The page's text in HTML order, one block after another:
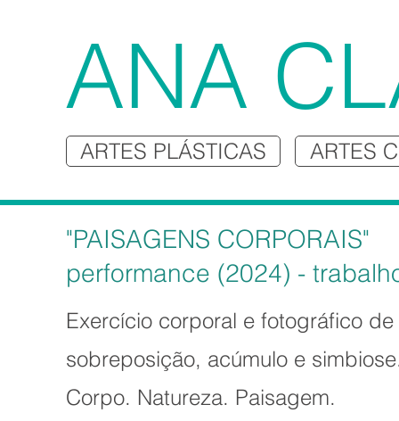
ANA
ARTES PLÁSTICAS ARTES
"PAISAGENS CORPORAIS"
performance (2024) -
Exercício corporal e fotográfico de
sobreposição, acúmulo e
Corpo. Natureza. Paisagem.